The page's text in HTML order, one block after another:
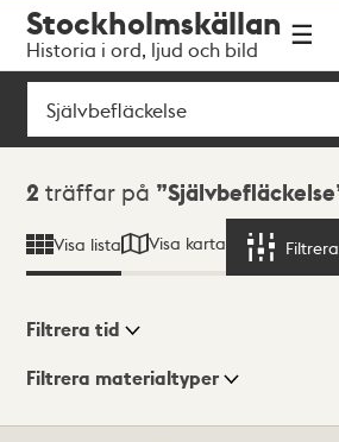
navigationen
huvudinnehållet
Stockholmskällan
Historia i ord, ljud och bild
Sök
Sökresultat
2 träffar på Självbefläckelse
Visa lista Visa karta Filtrera
Visningsläge
Filtrera tid
Filtrera materialtyper